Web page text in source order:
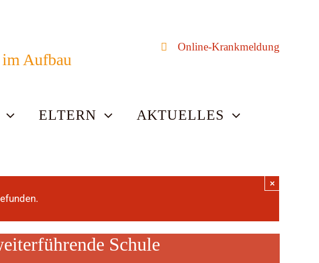
Aufbau
Online-Krankmeldung
ELTERN AKTUELLES
×
Schule